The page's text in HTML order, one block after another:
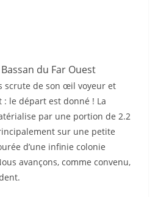
du Far Ouest
scrute de son œil voyeur et
le départ est donné ! La
par une portion de 2.2
sur une petite
d’une infinie colonie
avançons, comme convenu,